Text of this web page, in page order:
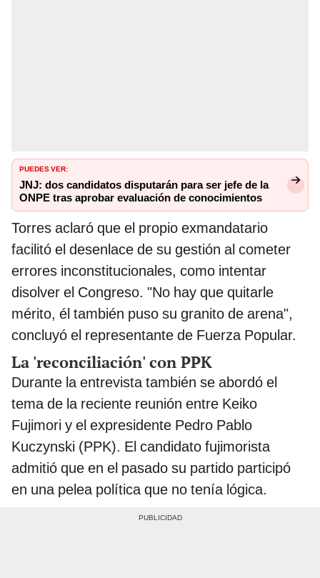
PUEDES VER:
JNJ: dos candidatos disputarán para ser jefe de la
ONPE tras aprobar evaluación de conocimientos
Torres aclaró que el propio exmandatario
facilitó el desenlace de su gestión al cometer
errores inconstitucionales, como intentar
disolver el Congreso. "No hay que quitarle
mérito, él también puso su granito de arena",
concluyó el representante de Fuerza Popular.
La 'reconciliación' con PPK
Durante la entrevista también se abordó el
tema de la reciente reunión entre Keiko
Fujimori y el expresidente Pedro Pablo
Kuczynski (PPK). El candidato fujimorista
admitió que en el pasado su partido participó
en una pelea política que no tenía lógica.